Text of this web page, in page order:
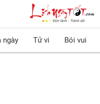
ngày Tử vi Bói vui